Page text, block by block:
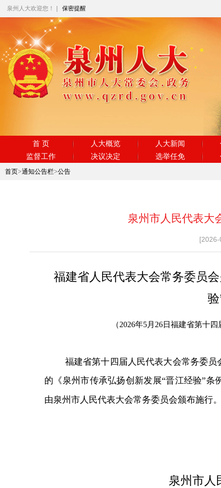
泉州人大欢迎您！ 保密提醒
首 页 人大概览 人大新闻
监督工作
决议决定 选举任免
首页>通知公告栏>公告
泉州市人民代表大
福建省人民代表大会常务委员
（2026年5月26日福建省第十
福建省第十四届人民代表大会常务委
的《泉州市传承弘扬创新发展“晋江经验”
由泉州市人民代表大会常务委员会颁布施行
泉州市人